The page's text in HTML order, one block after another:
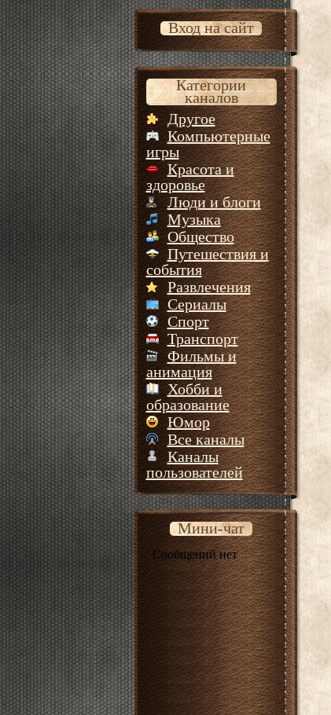
Вход на сайт
Категории
каналов
Другое
Компьютерные
игры
Красота и
здоровье
Люди и блоги
Музыка
Общество
Путешествия и
события
Развлечения
Сериалы
Спорт
Транспорт
Фильмы и
анимация
Хобби и
образование
Юмор
Все каналы
Каналы
пользователей
Мини-чат